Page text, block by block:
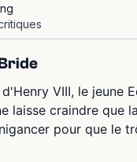
VIII, le jeune
laisse craindre que
pour que le